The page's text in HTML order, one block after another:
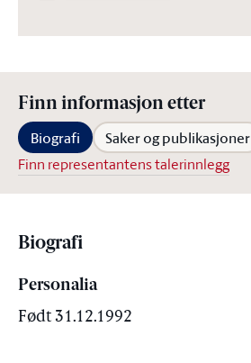
Finn informasjon etter
Biografi Saker og publikasjoner
Finn representantens talerinnlegg
Biografi
Personalia
Født 31.12.1992